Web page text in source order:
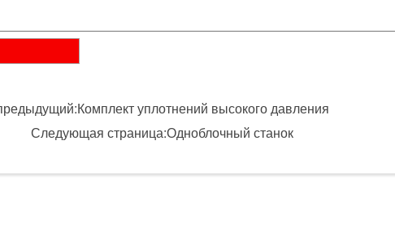
уплотнений высокого давления
Следующая страница:Одноблочный станок